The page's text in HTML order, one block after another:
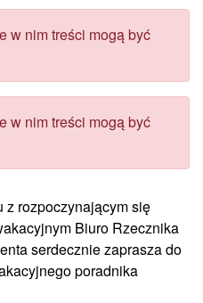
w nim treści mogą być
w nim treści mogą być
z rozpoczynającym się
Biuro Rzecznika
serdecznie zaprasza do
poradnika